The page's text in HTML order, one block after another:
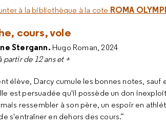
à la bibliothèque à la cote ROMA
cours, vole
Stergann. Hugo Roman, 2024
partir de 12 ans et +
élève, Darcy cumule les bonnes notes,
est persuadée qu'il possède un don
ressembler à son père, un espoir en
s'entraîner en dehors des cours.”